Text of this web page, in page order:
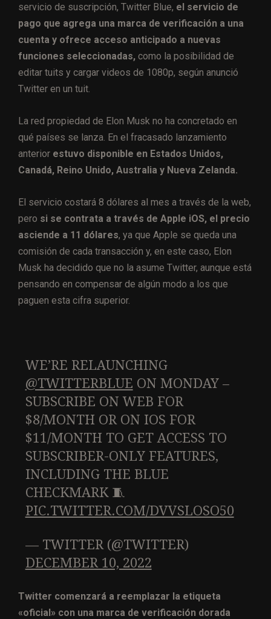
servicio de suscripción, Twitter Blue, el servicio de
pago que agrega una marca de verificación a una
cuenta y ofrece acceso anticipado a nuevas
funciones seleccionadas, como la posibilidad de
editar tuits y cargar videos de 1080p, según anunció
Twitter en un tuit.
La red propiedad de Elon Musk no ha concretado en
qué países se lanza. En el fracasado lanzamiento
anterior estuvo disponible en Estados Unidos,
Canadá, Reino Unido, Australia y Nueva Zelanda.
El servicio costará 8 dólares al mes a través de la web,
pero si se contrata a través de Apple iOS, el precio
asciende a 11 dólares, ya que Apple se queda una
comisión de cada transacción y, en este caso, Elon
Musk ha decidido que no la asume Twitter, aunque está
pensando en compensar de algún modo a los que
paguen esta cifra superior.
WE’RE RELAUNCHING
@TWITTERBLUE ON MONDAY –
SUBSCRIBE ON WEB FOR
$8/MONTH OR ON IOS FOR
$11/MONTH TO GET ACCESS TO
SUBSCRIBER-ONLY FEATURES,
INCLUDING THE BLUE
CHECKMARK 🧵
PIC.TWITTER.COM/DVVSLOSO50
— TWITTER (@TWITTER)
DECEMBER 10, 2022
Twitter comenzará a reemplazar la etiqueta
«oficial» con una marca de verificación dorada